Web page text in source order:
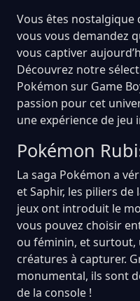
Vous êtes nostalgique
vous vous demandez
vous captiver
Découvrez notre
Pokémon sur Game
passion pour cet
une expérience de jeu
Pokémon
La saga Pokémon a
et Saphir, les piliers de
jeux ont introduit le
vous pouvez choisir
ou féminin, et surtout,
créatures à capturer.
monumental, ils sont
de la console !